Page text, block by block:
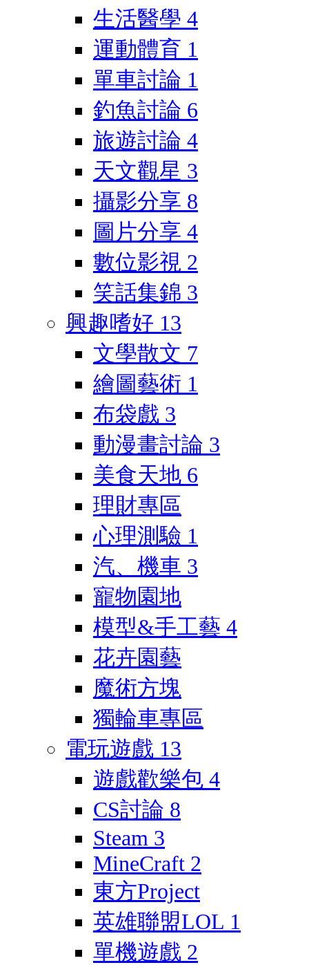
生活醫學 4
運動體育 1
單車討論 1
釣魚討論 6
旅遊討論 4
天文觀星 3
攝影分享 8
圖片分享 4
數位影視 2
笑話集錦 3
興趣嗜好 13
文學散文 7
繪圖藝術 1
布袋戲 3
動漫畫討論 3
美食天地 6
理財專區
心理測驗 1
汽、機車 3
寵物園地
模型&手工藝 4
花卉園藝
魔術方塊
獨輪車專區
電玩遊戲 13
遊戲歡樂包 4
CS討論 8
Steam 3
MineCraft 2
東方Project
英雄聯盟LOL 1
單機遊戲 2